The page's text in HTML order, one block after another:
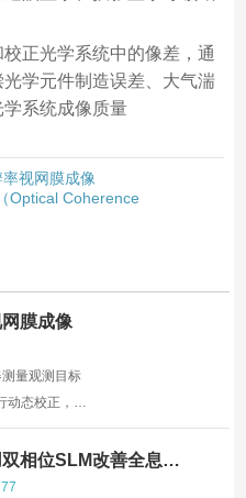
正光学系统中的像差，通
学元件制造误差、大气湍
系统成像质量
视网膜成像
Optical Coherence
膜成像
量观测目标
态校正，从
采用直接改变
更高的精度校
(LCOS-
相位SLM改善全息显